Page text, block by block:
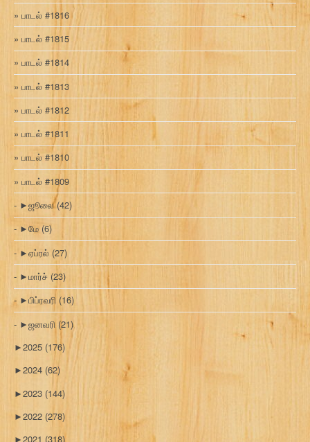
பாடல் #1816
பாடல் #1815
பாடல் #1814
பாடல் #1813
பாடல் #1812
பாடல் #1811
பாடல் #1810
பாடல் #1809
►ஜூலை(42)
►மே (6)
►ஏப்ரல் (27)
►மார்ச் (23)
►பிப்ரவரி (16)
►ஜனவரி (21)
►2025 (176)
►2024 (62)
►2023 (144)
►2022 (278)
►2021 (318)